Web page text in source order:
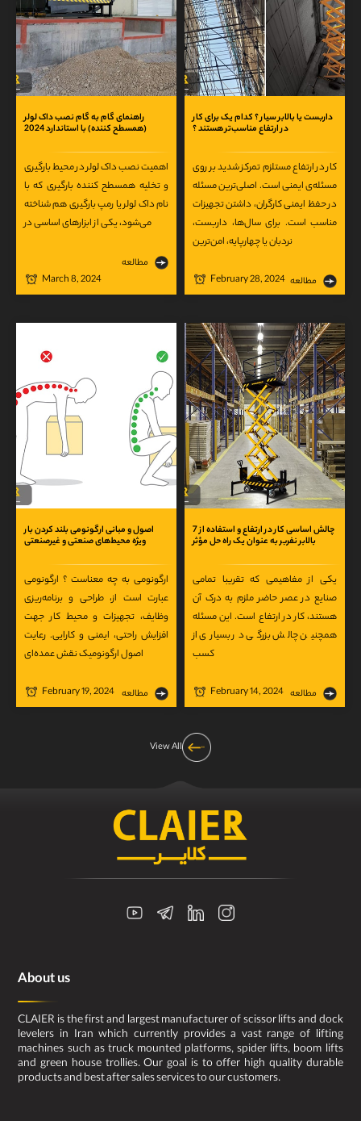
راهنمای گام به گام نصب داک لولر
(همسطح کننده) با استاندارد 2024
اهمیت نصب داک لولر در محیط بارگیری
و تخلیه همسطح کننده بارگیری که با
نام داک لولر یا رمپ بارگیری هم شناخته
می‌شود، یکی از ابزارهای اساسی در
مطالعه
March 8, 2024
داربست یا بالابر سیار ؟ کدام یک برای کار
در ارتفاع مناسب‌تر هستند ؟
کار در ارتفاع مستلزم تمرکز شدید بر روی
مسئله‌ی ایمنی است. اصلی‌ترین مسئله
در حفظ ایمنی کارگران، داشتن تجهیزات
مناسب است. برای سال‌ها، داربست،
نردبان یا چهارپایه، امن‌ترین
مطالعه February 28, 2024
اصول و مبانی ارگونومی بلند کردن بار
ویژه محیط‌های صنعتی و غیرصنعتی
ارگونومی به چه معناست ؟ ارگونومی
عبارت است از، طراحی و برنامه‌ریزی
وظایف، تجهیزات و محیط کار جهت
افزایش راحتی، ایمنی و کارایی. رعایت
اصول ارگونومیک نقش عمده‌ای
مطالعه February 19, 2024
7 چالش‌ اساسی کار در ارتفاع و استفاده از
بالابر نفربر به عنوان یک راه حل مؤثر
یکی از مفاهیمی که تقریبا تمامی
صنایع در عصر حاضر ملزم به درک آن
هستند، کار در ارتفاع است. این مسئله
همچنین چالش بزرگی در بسیاری از
کسب
مطالعه February 14, 2024
View All
About us
CLAIER is the first and largest manufacturer of scissor lifts and dock
levelers in Iran which currently provides a vast range of lifting
machines such as truck mounted platforms, spider lifts, boom lifts
and green house trollies. Our goal is to offer high quality durable
products and best after sales services to our customers.